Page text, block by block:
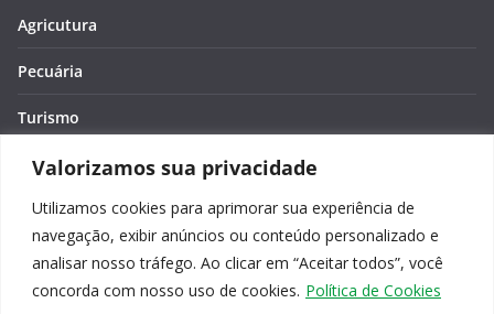
Valorizamos sua privacidade
Utilizamos cookies para aprimorar sua experiência de
navegação, exibir anúncios ou conteúdo personalizado e
analisar nosso tráfego. Ao clicar em “Aceitar todos”, você
concorda com nosso uso de cookies. Política de Cookies
Agricutura
Pecuária
Turismo
Economia
Meio Ambiente
Editora: Verônica Macêdo